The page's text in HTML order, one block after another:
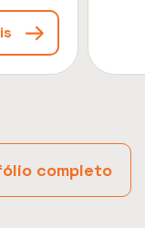
completo